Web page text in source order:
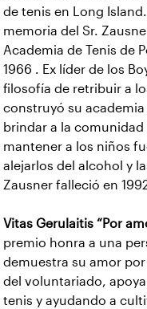
de tenis en Long
memoria del Sr.
Academia de Tenis de
1966 . Ex líder de los
filosofía de retribuir a
construyó su academia
brindar a la
mantener a los niños
alejarlos del alcohol y
Zausner falleció en
Vitas Gerulaitis “Por
premio honra a una
demuestra su amor
del voluntariado,
tenis y ayudando a